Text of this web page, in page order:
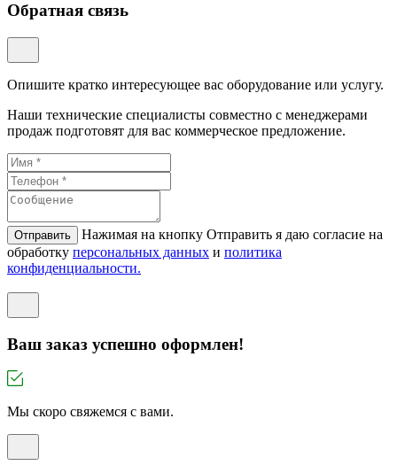
Обратная связь
Опишите кратко интересующее вас оборудование или услугу.
Наши технические специалисты совместно с менеджерами
продаж подготовят для вас коммерческое предложение.
Отправить
Нажимая на кнопку Отправить я даю согласие на
обработку персональных данных и политикa
конфиденциальности.
Ваш заказ успешно оформлен!
Мы скоро свяжемся с вами.